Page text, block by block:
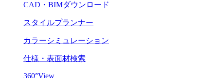
CAD・BIMダウンロード
スタイルプランナー
カラーシミュレーション
仕様・表面材検索
360°View